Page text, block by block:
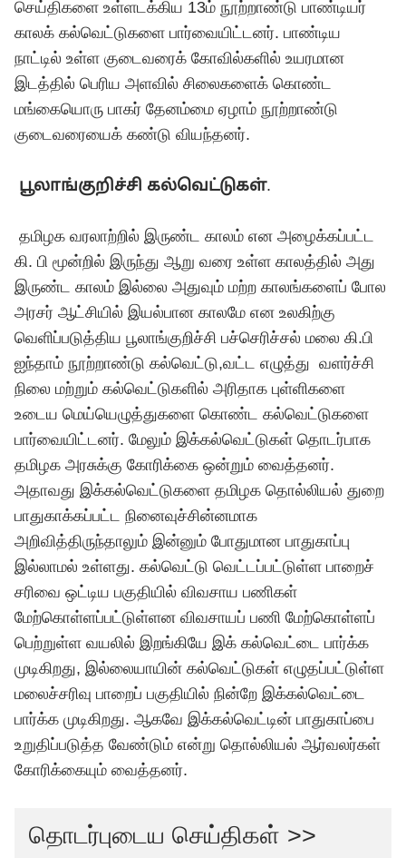
செய்திகளை உள்ளடக்கிய 13ம் நூற்றாண்டு பாண்டியர்
காலக் கல்வெட்டுகளை பார்வையிட்டனர். பாண்டிய
நாட்டில் உள்ள குடைவரைக் கோவில்களில் உயரமான
இடத்தில் பெரிய அளவில் சிலைகளைக் கொண்ட
மங்கையொரு பாகர் தேனம்மை ஏழாம் நூற்றாண்டு
குடைவரையைக் கண்டு வியந்தனர்.
பூலாங்குறிச்சி கல்வெட்டுகள்.
தமிழக வரலாற்றில் இருண்ட காலம் என அழைக்கப்பட்ட
கி. பி மூன்றில் இருந்து ஆறு வரை உள்ள காலத்தில் அது
இருண்ட காலம் இல்லை அதுவும் மற்ற காலங்களைப் போல
அரசர் ஆட்சியில் இயல்பான காலமே என உலகிற்கு
வெளிப்படுத்திய பூலாங்குறிச்சி பச்செரிச்சல் மலை கி.பி
ஐந்தாம் நூற்றாண்டு கல்வெட்டு,வட்ட எழுத்து வளர்ச்சி
நிலை மற்றும் கல்வெட்டுகளில் அரிதாக புள்ளிகளை
உடைய மெய்யெழுத்துகளை கொண்ட கல்வெட்டுகளை
பார்வையிட்டனர். மேலும் இக்கல்வெட்டுகள் தொடர்பாக
தமிழக அரசுக்கு கோரிக்கை ஒன்றும் வைத்தனர்.
அதாவது இக்கல்வெட்டுகளை தமிழக தொல்லியல் துறை
பாதுகாக்கப்பட்ட நினைவுச்சின்னமாக
அறிவித்திருந்தாலும் இன்னும் போதுமான பாதுகாப்பு
இல்லாமல் உள்ளது. கல்வெட்டு வெட்டப்பட்டுள்ள பாறைச்
சரிவை ஒட்டிய பகுதியில் விவசாய பணிகள்
மேற்கொள்ளப்பட்டுள்ளன விவசாயப் பணி மேற்கொள்ளப்
பெற்றுள்ள வயலில் இறங்கியே இக் கல்வெட்டை பார்க்க
முடிகிறது, இல்லையாயின் கல்வெட்டுகள் எழுதப்பட்டுள்ள
மலைச்சரிவு பாறைப் பகுதியில் நின்றே இக்கல்வெட்டை
பார்க்க முடிகிறது. ஆகவே இக்கல்வெட்டின் பாதுகாப்பை
உறுதிப்படுத்த வேண்டும் என்று தொல்லியல் ஆர்வலர்கள்
கோரிக்கையும் வைத்தனர்.
தொடர்புடைய செய்திகள் >>